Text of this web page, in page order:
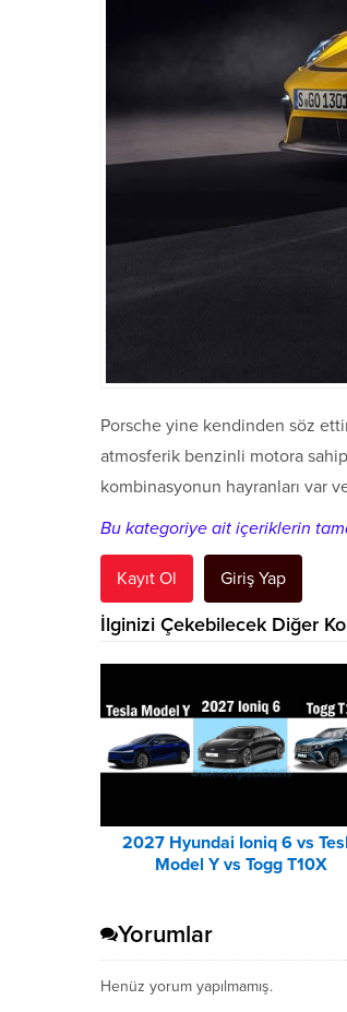
Porsche yine kendinden söz
atmosferik benzinli motora sahip
kombinasyonun hayranları var
Bu kategoriye ait içeriklerin
Kayıt Ol Giriş Yap
İlginizi Çekebilecek Diğer
2027 Hyundai Ioniq 6 vs
Model Y vs Togg T10X
Yorumlar
Henüz yorum yapılmamış.